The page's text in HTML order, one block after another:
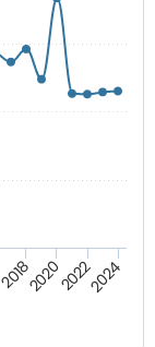
2018202020222024